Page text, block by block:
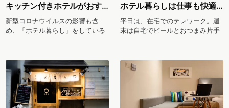
キッチン付きホテルがおすすめ！自宅さながらのホテル暮らしを
新型コロナウイルスの影響も含
め、「ホテル暮らし」をしている
ホテル暮らしは仕事も快適。気になるWi-Fi速度にも注目！
平日は、在宅でのテレワーク。週
末は自宅でビールとおつまみ片手